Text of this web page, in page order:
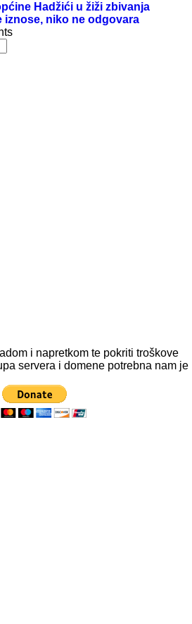
Hadžići u žiži zbivanja
niko ne odgovara
i napretkom te pokriti troškove
servera i domene potrebna nam je